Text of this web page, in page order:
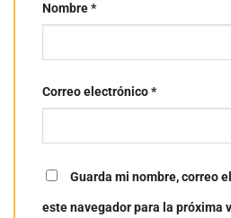
Nombre*
Correo electrónico*
Guarda mi nombre, correo
este navegador para la próxima